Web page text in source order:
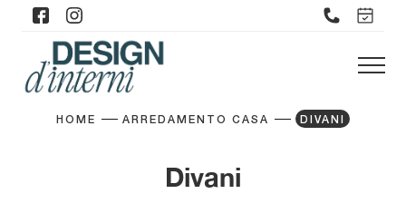
HOME ARREDAMENTO CASA DIVANI
Divani